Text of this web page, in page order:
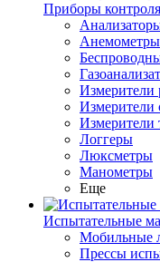
Приборы
Анемометры
Измерители
Измерители
Измерители
Логгеры
Люксметры
Манометры
Еще
Испытательные
Мобильные
Прессы